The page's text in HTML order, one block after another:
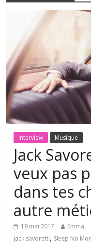
Interview Musique
Jack
veux pas
dans tes
autre
19 mai 2017 Emma
jack savoretti, Sleep No